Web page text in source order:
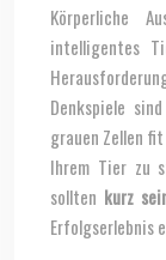
Körperliche
intelligentes
Denkspiele
grauen Zellen
Ihrem Tier zu
sollten kurz
Erfolgserlebnis